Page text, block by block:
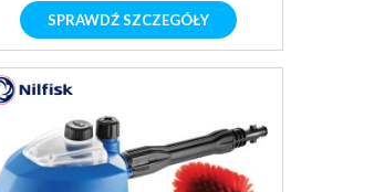
SPRAWDŹ SZCZEGÓŁY